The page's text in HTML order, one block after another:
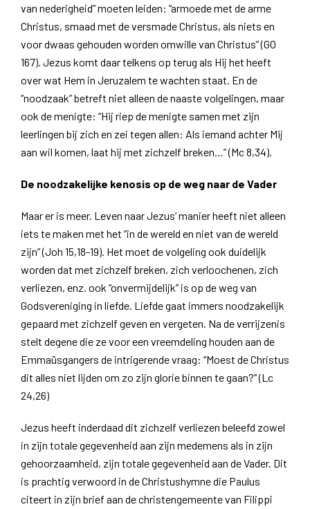
van nederigheid” moeten leiden: “armoede met de arme
Christus, smaad met de versmade Christus, als niets en
voor dwaas gehouden worden omwille van Christus” (GO
167). Jezus komt daar telkens op terug als Hij het heeft
over wat Hem in Jeruzalem te wachten staat. En de
“noodzaak” betreft niet alleen de naaste volgelingen, maar
ook de menigte: “Hij riep de menigte samen met zijn
leerlingen bij zich en zei tegen allen: Als iemand achter Mij
aan wil komen, laat hij met zichzelf breken…” (Mc 8,34).
De noodzakelijke kenosis op de weg naar de Vader
Maar er is meer. Leven naar Jezus’ manier heeft niet alleen
iets te maken met het “in de wereld en niet van de wereld
zijn” (Joh 15,18-19). Het moet de volgeling ook duidelijk
worden dat met zichzelf breken, zich verloochenen, zich
verliezen, enz. ook “onvermijdelijk” is op de weg van
Godsvereniging in liefde. Liefde gaat immers noodzakelijk
gepaard met zichzelf geven en vergeten. Na de verrijzenis
stelt degene die ze voor een vreemdeling houden aan de
Emmaüsgangers de intrigerende vraag: “Moest de Christus
dit alles niet lijden om zo zijn glorie binnen te gaan?” (Lc
24,26)
Jezus heeft inderdaad dit zichzelf verliezen beleefd zowel
in zijn totale gegevenheid aan zijn medemens als in zijn
gehoorzaamheid, zijn totale gegevenheid aan de Vader. Dit
is prachtig verwoord in de Christushymne die Paulus
citeert in zijn brief aan de christengemeente van Filippi